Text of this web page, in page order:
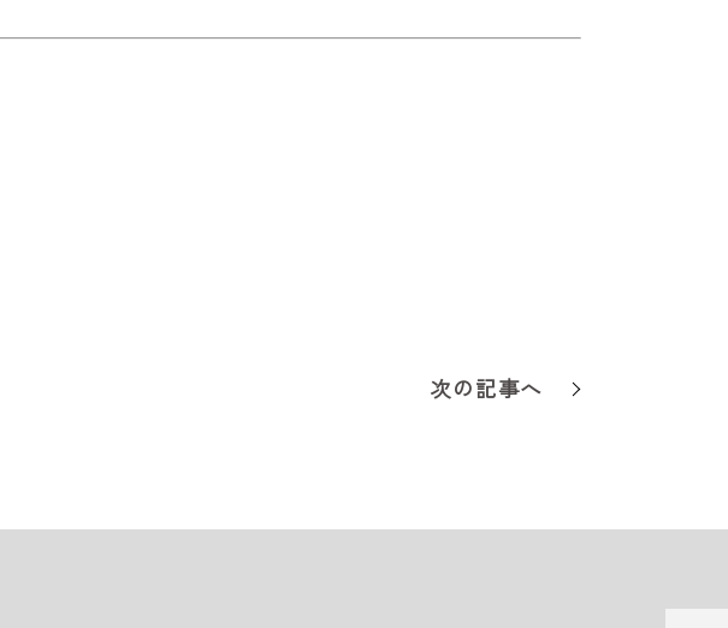
次の記事へ